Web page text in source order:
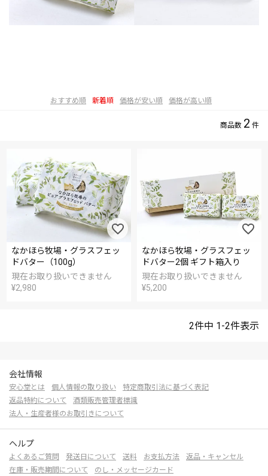
おすすめ順 新着順 価格が安い順 価格が高い順
2
なかほら牧場・グラスフェッ
ドバター（100g）
現在お取り扱いできません
¥2,980
なかほら牧場・グラスフェッ
ドバター2個 ギフト箱入り
現在お取り扱いできません
¥5,200
2件中 1 -2件表示
会社情報
安心堂とは 個人情報の取り扱い
特定商取引法に基づく表記
返品特約について
酒類販売管理者標識
法人・生産者様のお取引きについて
ヘルプ
よくあるご質問 発送日について 送料 お支払方法
返品・キャンセル
在庫・販売期間について
のし・メッセージカード